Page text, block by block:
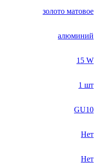
золото матовое
алюминий
15 W
1 шт
GU10
Нет
Нет